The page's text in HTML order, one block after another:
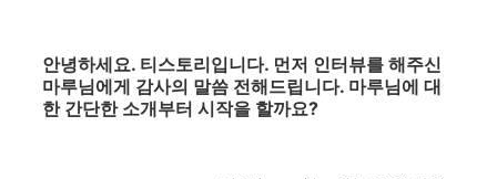
안녕하세요. 티스토리입니다. 먼저 인터뷰를 해주신
마루님에게 감사의 말씀 전해드립니다. 마루님에 대
한 간단한 소개부터 시작을 할까요?